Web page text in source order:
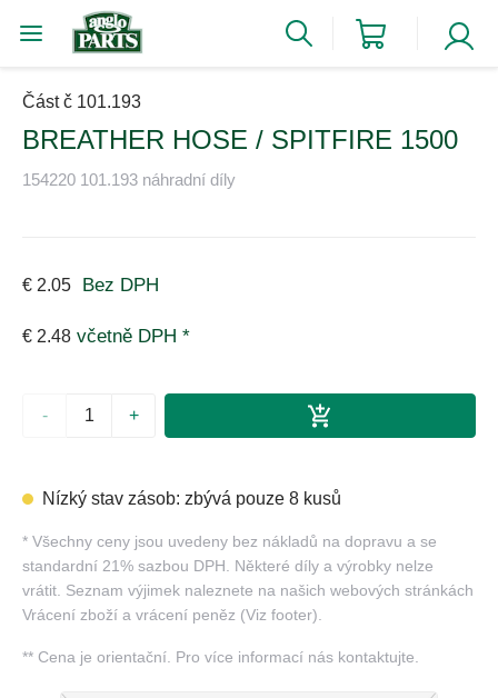
Část č 101.193
BREATHER HOSE / SPITFIRE 1500
154220 101.193 náhradní díly
€ 2.05 Bez DPH
€ 2.48 včetně DPH *
- +
Nízký stav zásob: zbývá pouze 8 kusů
* Všechny ceny jsou uvedeny bez nákladů na dopravu a se
standardní 21% sazbou DPH. Některé díly a výrobky nelze
vrátit. Seznam výjimek naleznete na našich webových stránkách
Vrácení zboží a vrácení peněz (Viz footer).
** Cena je orientační. Pro více informací nás kontaktujte.